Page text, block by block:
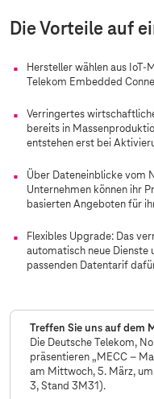
Die Vorteile auf
Hersteller wählen aus
Telekom Embedded
Verringertes
bereits in
entstehen erst bei
Über Dateneinblicke vom
Unternehmen können ihr
basierten Angeboten für
Flexibles Upgrade: Das
automatisch neue Dienste
passenden Datentarif
Treffen Sie uns auf dem
Die Deutsche Telekom,
präsentieren „MECC –
am Mittwoch, 5. März,
3, Stand 3M31).